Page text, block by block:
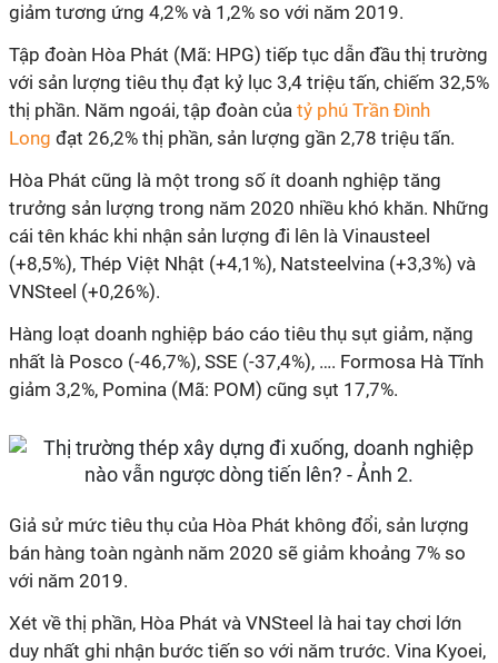
giảm tương ứng 4,2% và 1,2% so với năm 2019.
Tập đoàn Hòa Phát (Mã: HPG) tiếp tục dẫn đầu thị trường
với sản lượng tiêu thụ đạt kỷ lục 3,4 triệu tấn, chiếm 32,5%
thị phần. Năm ngoái, tập đoàn của tỷ phú Trần Đình
Long đạt 26,2% thị phần, sản lượng gần 2,78 triệu tấn.
Hòa Phát cũng là một trong số ít doanh nghiệp tăng
trưởng sản lượng trong năm 2020 nhiều khó khăn. Những
cái tên khác khi nhận sản lượng đi lên là Vinausteel
(+8,5%), Thép Việt Nhật (+4,1%), Natsteelvina (+3,3%) và
VNSteel (+0,26%).
Hàng loạt doanh nghiệp báo cáo tiêu thụ sụt giảm, nặng
nhất là Posco (-46,7%), SSE (-37,4%), …. Formosa Hà Tĩnh
giảm 3,2%, Pomina (Mã: POM) cũng sụt 17,7%.
Giả sử mức tiêu thụ của Hòa Phát không đổi, sản lượng
bán hàng toàn ngành năm 2020 sẽ giảm khoảng 7% so
với năm 2019.
Xét về thị phần, Hòa Phát và VNSteel là hai tay chơi lớn
duy nhất ghi nhận bước tiến so với năm trước. Vina Kyoei,